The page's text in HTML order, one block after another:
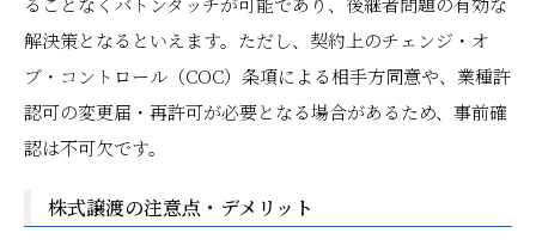
解決策となるといえます。ただし、契約上のチェンジ・オ
ブ・コントロール（COC）条項による相手方同意や、業種許
認可の変更届・再許可が必要となる場合があるため、事前確
認は不可欠です。
株式譲渡の注意点・デメリット